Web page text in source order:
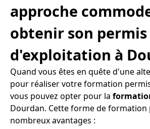
approche
obtenir son permis
d'exploitation à
Quand vous êtes en quête d'une
pour réaliser votre formation
vous pouvez opter pour la
Dourdan. Cette forme de formation
nombreux avantages :